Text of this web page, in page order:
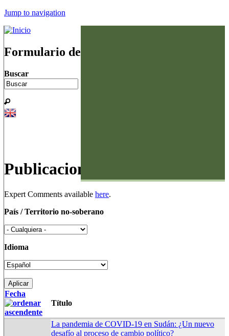
Jump to navigation
Formulario de búsqueda
Buscar
Publicaciones
Expert Comments available here.
País / Territorio no-soberano
Idioma
Fecha
Título
La pandemia de COVID-19 en Sudán: ¿Un nuevo
desafío al proceso de cambio político?